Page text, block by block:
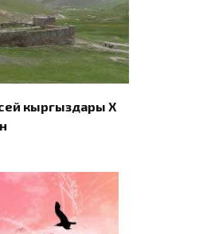
кыргыздары X